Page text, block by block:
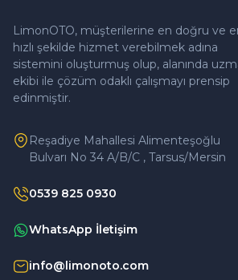
LimonOTO, müşterilerine en doğru ve
hızlı şekilde hizmet verebilmek adına
sistemini oluşturmuş olup, alanında
ekibi ile çözüm odaklı çalışmayı prensip
edinmiştir.
Reşadiye Mahallesi Alimenteşoğlu
Bulvarı No 34 A/B/C , Tarsus/Mersin
0539 825 0930
WhatsApp İletişim
info@limonoto.com